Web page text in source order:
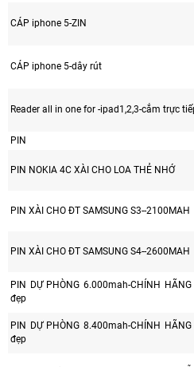
CÁP iphone 5-ZIN
CÁP iphone 5-dây rút
Reader all in one for -ipad1,2,3-cắm trực
PIN
PIN NOKIA 4C XÀI CHO LOA THẺ NHỚ
PIN XÀI CHO ĐT SAMSUNG S3--2100MAH
PIN XÀI CHO ĐT SAMSUNG S4--2600MAH
PIN DỰ PHÒNG 6.000mah-CHÍNH HÃNG
đẹp
PIN DỰ PHÒNG 8.400mah-CHÍNH HÃNG
đẹp